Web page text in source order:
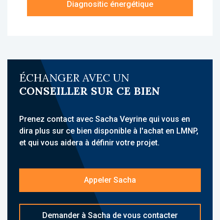
chambre, une salle de bains avec wc, une
La résidence Zenitude Roissy Village est une
résidence d'Affaires, idéalement située à
Roissy-en-France, à proximité de l’aéroport
Paris-Charles de Gaulle, d’Aéroville et des
principaux pôles économiques du secteur.
Elle accueille une clientèle d’affaires et
propose des hébergements meublés avec
services para-hôteliers.
Sa situation à quelques minutes de l’aéroport
Paris-Charles de Gaulle, proche des grands
constitue un atout majeur.
Diagnositic énergétique
ÉCHANGER AVEC UN
CONSEILLER SUR CE BIEN
Prenez contact avec Sacha Veyrine qui vous en
dira plus sur ce bien disponible à l'achat en LMNP,
et qui vous aidera à définir votre projet.
Appeler Sacha
Demander à Sacha de vous contacter